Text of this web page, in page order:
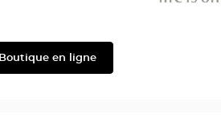
Boutique en ligne